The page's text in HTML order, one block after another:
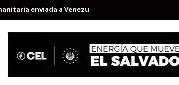
enviada a Venezuela Aeropuerto